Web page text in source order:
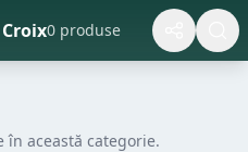
0 produse
în această categorie.